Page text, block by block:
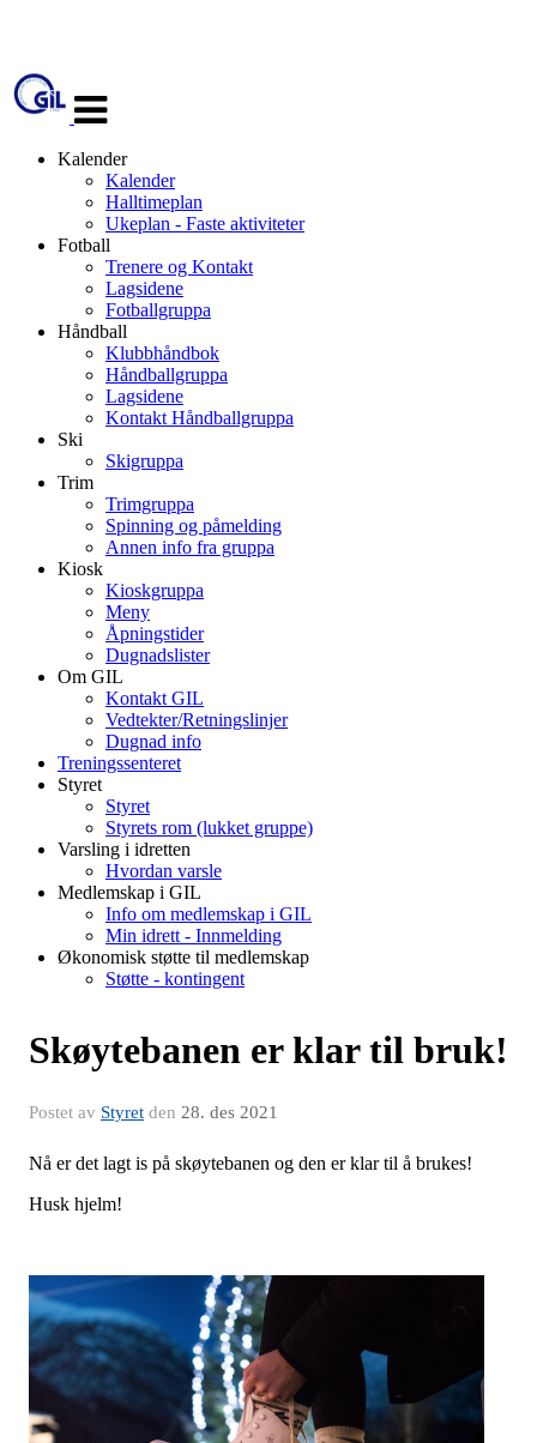
navigasjon
Kalender
Kalender
Halltimeplan
Ukeplan - Faste aktiviteter
Fotball
Trenere og Kontakt
Lagsidene
Fotballgruppa
Håndball
Klubbhåndbok
Håndballgruppa
Lagsidene
Kontakt Håndballgruppa
Ski
Skigruppa
Trim
Trimgruppa
Spinning og påmelding
Annen info fra gruppa
Kiosk
Kioskgruppa
Meny
Åpningstider
Dugnadslister
Om GIL
Kontakt GIL
Vedtekter/Retningslinjer
Dugnad info
Treningssenteret
Styret
Styret
Styrets rom (lukket gruppe)
Varsling i idretten
Hvordan varsle
Medlemskap i GIL
Info om medlemskap i GIL
Min idrett - Innmelding
Økonomisk støtte til medlemskap
Støtte - kontingent
Skøytebanen er klar til bruk!
Postet av Styret den 28. des 2021
Nå er det lagt is på skøytebanen og den er klar til å brukes!
Husk hjelm!